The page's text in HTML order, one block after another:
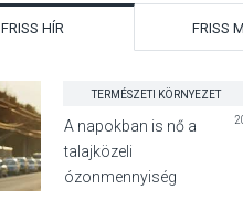
FRISS HÍR FRISS
TERMÉSZETI KÖRNYEZET
A napokban is nő a
talajközeli
ózonmennyiség